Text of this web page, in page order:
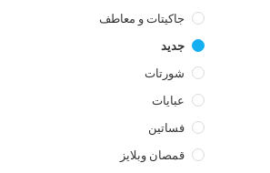
جاكيتات و معاطف
جديد
شورتات
عبايات
فساتين
قمصان وبلايز